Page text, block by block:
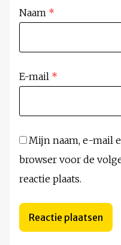
Naam *
E-mail *
Mijn naam, e-mail
browser voor de
reactie plaats.